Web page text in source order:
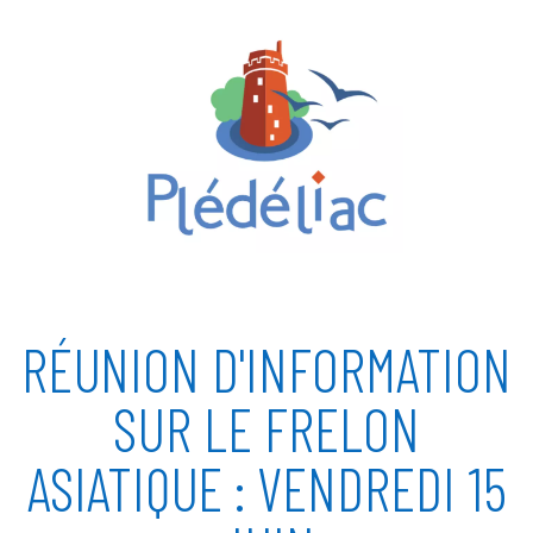
RÉUNION D'INFORMATION
SUR LE FRELON
ASIATIQUE : VENDREDI 15